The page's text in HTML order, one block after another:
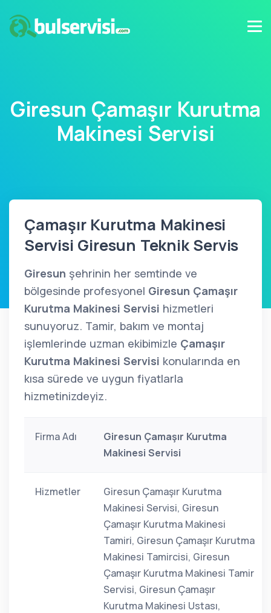
Giresun Çamaşır Kurutma
Makinesi Servisi
Çamaşır Kurutma Makinesi
Servisi Giresun Teknik Servis
Giresun şehrinin her semtinde ve
bölgesinde profesyonel Giresun Çamaşır
Kurutma Makinesi Servisi hizmetleri
sunuyoruz. Tamir, bakım ve montaj
işlemlerinde uzman ekibimizle Çamaşır
Kurutma Makinesi Servisi konularında en
kısa sürede ve uygun fiyatlarla
hizmetinizdeyiz.
Firma Adı
Giresun Çamaşır Kurutma
Makinesi Servisi
Hizmetler
Giresun Çamaşır Kurutma
Makinesi Servisi, Giresun
Çamaşır Kurutma Makinesi
Tamiri, Giresun Çamaşır Kurutma
Makinesi Tamircisi, Giresun
Çamaşır Kurutma Makinesi Tamir
Servisi, Giresun Çamaşır
Kurutma Makinesi Ustası,